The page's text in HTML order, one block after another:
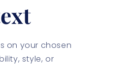
on your chosen
style, or